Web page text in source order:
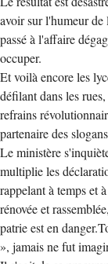
avoir sur l'humeur
passé à l'affaire
occuper.
Et voilà encore les
défilant dans les
refrains
partenaire des
Le ministère
multiplie les
rappelant à temps et
rénovée et
patrie est en
», jamais ne fut